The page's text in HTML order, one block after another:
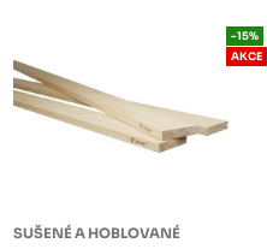
SUŠENÉ A HOBLOVANÉ
-15%
AKCE